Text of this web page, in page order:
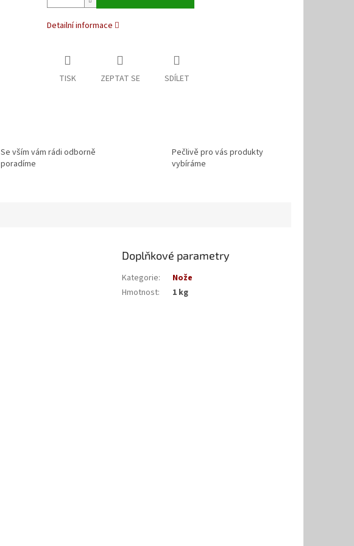
Detailní informace
TISK ZEPTAT SE SDÍLET
Se vším vám rádi odborně
poradíme
Pečlivě pro vás produkty
vybíráme
Doplňkové parametry
Kategorie:
Nože
Hmotnost: 1 kg